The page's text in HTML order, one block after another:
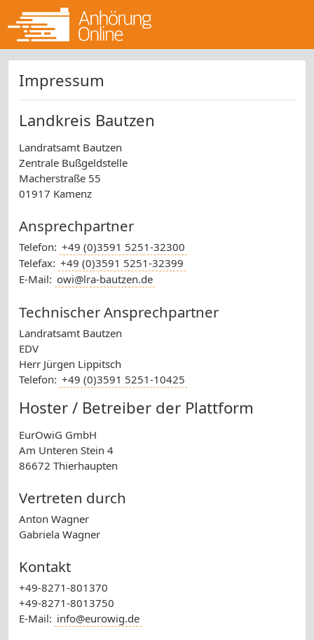
Impressum
Landkreis Bautzen
Landratsamt Bautzen
Zentrale Bußgeldstelle
Macherstraße 55
01917 Kamenz
Ansprechpartner
Telefon: +49 (0)3591 5251-32300
Telefax: +49 (0)3591 5251-32399
E-Mail: owi@lra-bautzen.de
Technischer Ansprechpartner
Landratsamt Bautzen
EDV
Herr Jürgen Lippitsch
Telefon: +49 (0)3591 5251-10425
Hoster / Betreiber der Plattform
EurOwiG GmbH
Am Unteren Stein 4
86672 Thierhaupten
Vertreten durch
Anton Wagner
Gabriela Wagner
Kontakt
+49-8271-801370
+49-8271-8013750
E-Mail: info@eurowig.de